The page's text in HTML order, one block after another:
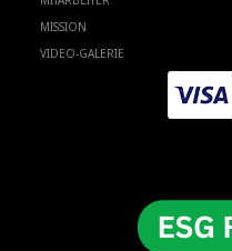
MISSION
VIDEO-GALERIE